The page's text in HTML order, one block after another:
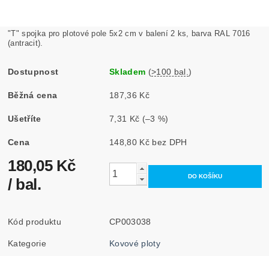
"T" spojka pro plotové pole 5x2 cm v balení 2 ks, barva RAL 7016
(antracit).
Dostupnost Skladem (>100 bal. )
Běžná cena 187,36 Kč
Ušetříte 7,31 Kč (–3 %)
Cena 148,80 Kč bez DPH
180,05 Kč
/ bal.
Kód produktu CP003038
Kategorie Kovové ploty